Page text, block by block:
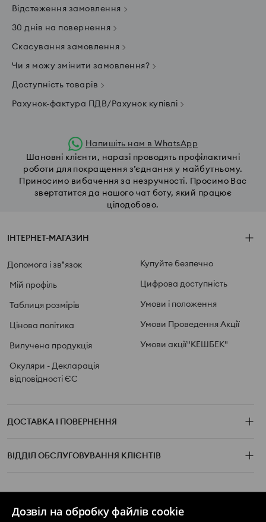
Дозвіл на обробку файлів cookie
Відстеження замовлення
30 днів на повернення
Скасування замовлення
Чи я можу змінити замовлення?
Доступність товарів
Рахунок-фактура ПДВ/Рахунок купівлі
Напишіть нам в WhatsApp
Шановні клієнти, наразі проводять профілактичні
роботи для покращення з’єднання у майбутньому.
Приносимо вибачення за незручності. Просимо Вас
звертатится да нашого чат боту, який працює
цілодобово.
ІНТЕРНЕТ-МАГАЗИН
Допомога і зв❜язок
Мій профіль
Таблиця розмірів
Цінова політика
Вилучена продукція
Окуляри - Декларація
відповідності ЄС
Купуйте безпечно
Цифрова доступність
Умови і положення
Умови Проведення Акції
Умови акції"КЕШБЕК"
ДОСТАВКА І ПОВЕРНЕННЯ
ВІДДІЛ ОБСЛУГОВУВАННЯ КЛІЄНТІВ